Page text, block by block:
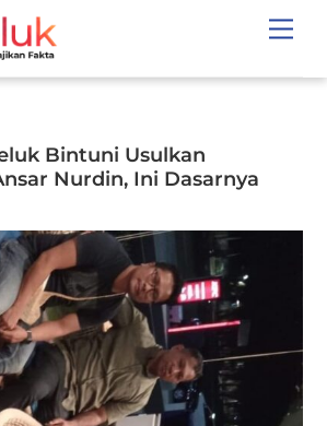
Bintuni Usulkan
Nurdin, Ini Dasarnya